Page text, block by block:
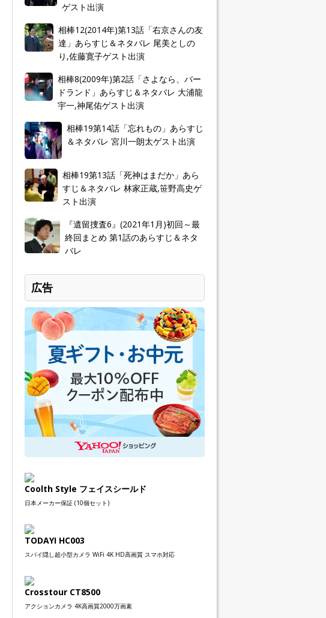
ゲスト出演
相棒12(2014年)第13話「右京さんの友
達」あらすじ＆ネタバレ 尾美としの
り,佐藤寛子ゲスト出演
相棒8(2009年)第2話「さよなら、バー
ドランド」あらすじ＆ネタバレ 大浦龍
宇一,神尾佑ゲスト出演
相棒19第14話「忘れもの」あらすじ
＆ネタバレ 宮川一朗太ゲスト出演
相棒19第13話「死神はまだか」あら
すじ＆ネタバレ 林家正蔵,笹野高史ゲ
スト出演
『遺留捜査6』(2021年1月)初回～最
終回まとめ 第1話のあらすじ＆ネタ
バレ
広告
Coolth Style フェイスシールド
日本メーカー保証 (10個セット)
TODAYI HC003
スパイ隠し超小型カメラ WiFi 4K HD高画質 スマホ対応
Crosstour CT8500
アクションカメラ 4K高画質2000万画素